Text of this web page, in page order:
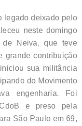
legado deixado pelo
neste domingo
de Neiva, que teve
grande contribuição
sua militância
do Movimento
engenharia. Foi
e preso pela
São Paulo em 69,